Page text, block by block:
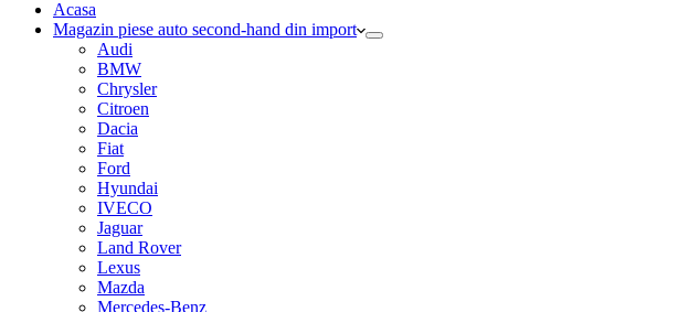
cumpărături
Acasa
Magazin piese auto second-hand din import
Audi
BMW
Chrysler
Citroen
Dacia
Fiat
Ford
Hyundai
IVECO
Jaguar
Land Rover
Lexus
Mazda
Mercedes-Benz